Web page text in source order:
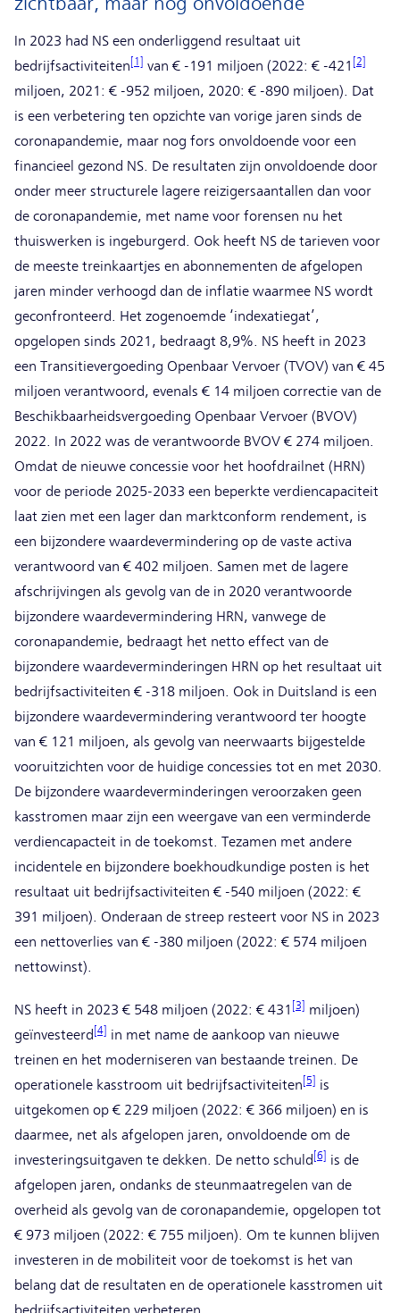
In 2023 had NS een onderliggend resultaat uit
bedrijfsactiviteiten[1] van € -191 miljoen (2022: € -421 [2]
miljoen, 2021: € -952 miljoen, 2020: € -890 miljoen). Dat
is een verbetering ten opzichte van vorige jaren sinds de
coronapandemie, maar nog fors onvoldoende voor een
financieel gezond NS. De resultaten zijn onvoldoende door
onder meer structurele lagere reizigersaantallen dan voor
de coronapandemie, met name voor forensen nu het
thuiswerken is ingeburgerd. Ook heeft NS de tarieven voor
de meeste treinkaartjes en abonnementen de afgelopen
jaren minder verhoogd dan de inflatie waarmee NS wordt
geconfronteerd. Het zogenoemde ‘indexatiegat’,
opgelopen sinds 2021, bedraagt 8,9%. NS heeft in 2023
een Transitievergoeding Openbaar Vervoer (TVOV) van € 45
miljoen verantwoord, evenals € 14 miljoen correctie van de
Beschikbaarheidsvergoeding Openbaar Vervoer (BVOV)
2022. In 2022 was de verantwoorde BVOV € 274 miljoen.
Omdat de nieuwe concessie voor het hoofdrailnet (HRN)
voor de periode 2025-2033 een beperkte verdiencapaciteit
laat zien met een lager dan marktconform rendement, is
een bijzondere waardevermindering op de vaste activa
verantwoord van € 402 miljoen. Samen met de lagere
afschrijvingen als gevolg van de in 2020 verantwoorde
bijzondere waardevermindering HRN, vanwege de
coronapandemie, bedraagt het netto effect van de
bijzondere waardeverminderingen HRN op het resultaat uit
bedrijfsactiviteiten € -318 miljoen. Ook in Duitsland is een
bijzondere waardevermindering verantwoord ter hoogte
van € 121 miljoen, als gevolg van neerwaarts bijgestelde
vooruitzichten voor de huidige concessies tot en met 2030.
De bijzondere waardeverminderingen veroorzaken geen
kasstromen maar zijn een weergave van een verminderde
verdiencapacteit in de toekomst. Tezamen met andere
incidentele en bijzondere boekhoudkundige posten is het
resultaat uit bedrijfsactiviteiten € -540 miljoen (2022: €
391 miljoen). Onderaan de streep resteert voor NS in 2023
een nettoverlies van € -380 miljoen (2022: € 574 miljoen
nettowinst).
NS heeft in 2023 € 548 miljoen (2022: € 431 [3] miljoen)
geïnvesteerd [4] in met name de aankoop van nieuwe
treinen en het moderniseren van bestaande treinen. De
operationele kasstroom uit bedrijfsactiviteiten[5] is
uitgekomen op € 229 miljoen (2022: € 366 miljoen) en is
daarmee, net als afgelopen jaren, onvoldoende om de
investeringsuitgaven te dekken. De netto schuld [6] is de
afgelopen jaren, ondanks de steunmaatregelen van de
overheid als gevolg van de coronapandemie, opgelopen tot
€ 973 miljoen (2022: € 755 miljoen). Om te kunnen blijven
investeren in de mobiliteit voor de toekomst is het van
belang dat de resultaten en de operationele kasstromen uit